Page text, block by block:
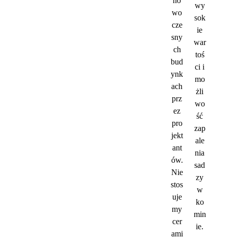
wo
cze
sny
ch
bud
ynk
ach
prz
ez
pro
jekt
ant
ów.
Nie
stos
uje
my
cer
ami
wy
sok
ie
war
toś
ci i
mo
żli
wo
ść
zap
ale
nia
sad
zy
w
ko
min
ie.